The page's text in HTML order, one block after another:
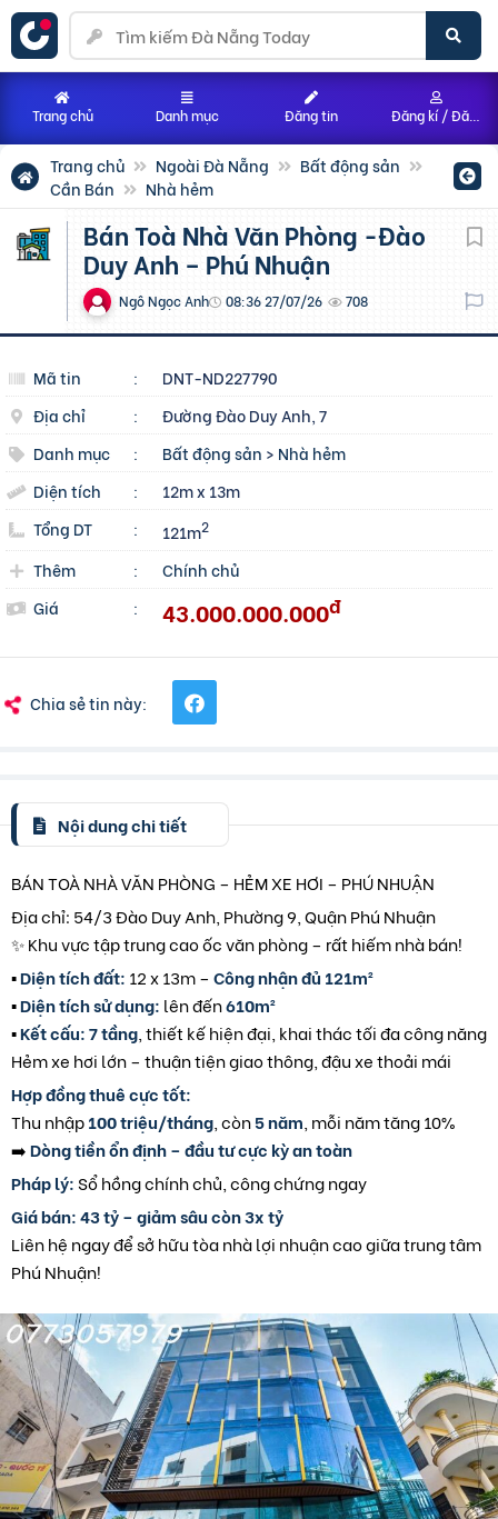
Trang chủ Ngoài Đà Nẵng
Bất động sản
Cần Bán
Nhà hẻm
Bán Toà Nhà Văn Phòng -Đào
Duy Anh – Phú Nhuận
Ngô Ngọc Anh 08:36 27/07/26 708
Mã tin :
DNT-ND227790
Địa chỉ
:
Đường Đào Duy Anh, 7
Danh mục
: Bất động sản > Nhà hẻm
Diện tích
:
12m x 13m
Tổng DT
: 121m2
Thêm :
Chính chủ
Giá
: 43.000.000.000đ
Chia sẻ tin này:
Nội dung chi tiết
BÁN TOÀ NHÀ VĂN PHÒNG – HẺM XE HƠI – PHÚ NHUẬN
Địa chỉ: 54/3 Đào Duy Anh, Phường 9, Quận Phú Nhuận
✨ Khu vực tập trung cao ốc văn phòng – rất hiếm nhà bán!
▪️Diện tích đất: 12 x 13m – Công nhận đủ 121m²
▪️Diện tích sử dụng: lên đến610m²
▪️Kết cấu:7 tầng , thiết kế hiện đại, khai thác tối đa công năng
Hẻm xe hơi lớn – thuận tiện giao thông, đậu xe thoải mái
Hợp đồng thuê cực tốt:
Thu nhập100 triệu/tháng , còn5 năm , mỗi năm tăng 10%
➡️Dòng tiền ổn định – đầu tư cực kỳ an toàn
Pháp lý:Sổ hồng chính chủ, công chứng ngay
Giá bán: 43 tỷ – giảm sâu còn 3x tỷ
Liên hệ ngay để sở hữu tòa nhà lợi nhuận cao giữa trung tâm
Phú Nhuận!
Trang chủ Danh mục Đăng tin